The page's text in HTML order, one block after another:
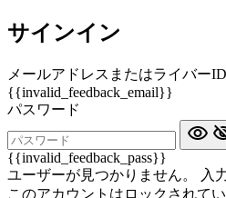
サインイン
メールアドレスまたはライバーID
{{invalid_feedback_email}}
パスワード
{{invalid_feedback_pass}}
ユーザーが見つかりません。 入
このアカウントはロックされて